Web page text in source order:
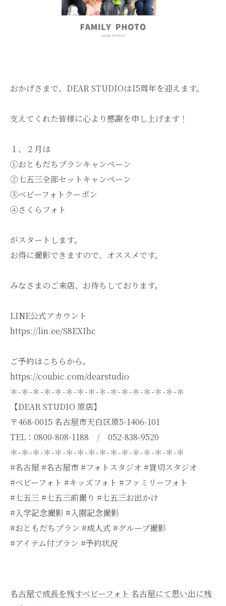
おかげさまで、DEAR STUDIOは15周年を迎えます。
支えてくれた皆様に心より感謝を申し上げます！
１、２月は
①おともだちプランキャンペーン
②七五三全部セットキャンペーン
③ベビーフォトクーポン
④さくらフォト
がスタートします。
お得に撮影できますので、オススメです。
みなさまのご来店、お待ちしております。
LINE公式アカウント
https://lin.ee/S8EXIhc
ご予約はこちらから。
https://coubic.com/dearstudio
＊-＊-＊-＊-＊-＊-＊-＊-＊-＊-＊-＊-＊-＊-＊-＊
【DEAR STUDIO 原店】
〒468-0015 名古屋市天白区原5-1406-101
TEL：0800-808-1188 / 052-838-9520
＊-＊-＊-＊-＊-＊-＊-＊-＊-＊-＊-＊-＊-＊-＊-＊
#名古屋 #名古屋市 #フォトスタジオ #貸切スタジオ
#ベビーフォト #キッズフォト #ファミリーフォト
#七五三 #七五三前撮り #七五三お出かけ
#入学記念撮影 #入園記念撮影
#おともだちプラン #成人式 #グループ撮影
#アイテム付プラン #予約状況
名古屋で成長を残すベビーフォト 名古屋にて思い出に残